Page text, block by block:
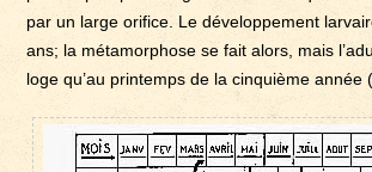
par un large orifice. Le développement
ans; la métamorphose se fait alors, mais
loge qu’au printemps de la cinquième année